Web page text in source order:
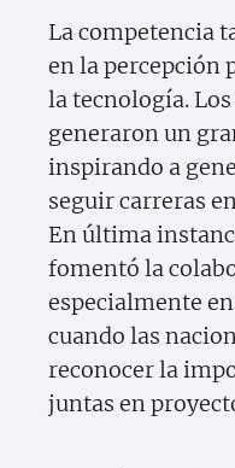
La competencia
en la percepción
la tecnología.
generaron un
inspirando a
seguir carreras
En última
fomentó la
especialmente
cuando las
reconocer la
juntas en